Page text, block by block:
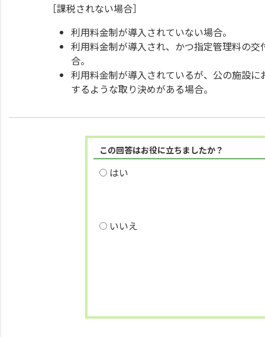
［課税されない場合］
利用料金制が導入されていない場合。
利用料金制が導入され、かつ指定管理料の
合。
利用料金制が導入されているが、公の施設
するような取り決めがある場合。
この回答はお役に立ちましたか？
はい
いいえ